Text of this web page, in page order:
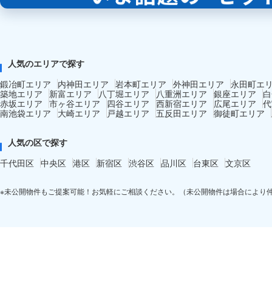
人気のエリアで探す
鍛冶町エリア
内神田エリア 岩本町エリア 外神田エリア
永田町エ
築地エリア
新富エリア 八丁堀エリア 八重洲エリア 銀座エリア
赤坂エリア 市ヶ谷エリア 四谷エリア 西新宿エリア 広尾エリア
南池袋エリア
大崎エリア 戸越エリア 五反田エリア 御徒町エリア
人気の区で探す
千代田区 中央区 港区 新宿区 渋谷区 品川区 台東区 文京区
※未公開物件もご提案可能！お気軽にご相談ください。（未公開物件は場合により